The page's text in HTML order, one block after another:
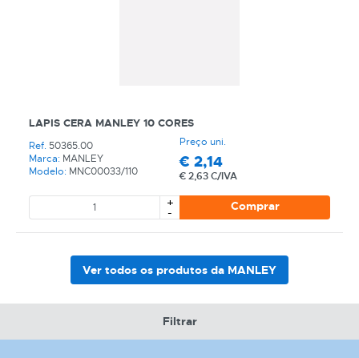
LAPIS CERA MANLEY 10 CORES
Ref. 50365.00
Marca: MANLEY
Modelo: MNC00033/110
Preço uni.
€ 2,14
€2,63 C/IVA
+
- Comprar
Ver todos os produtos da MANLEY
Filtrar